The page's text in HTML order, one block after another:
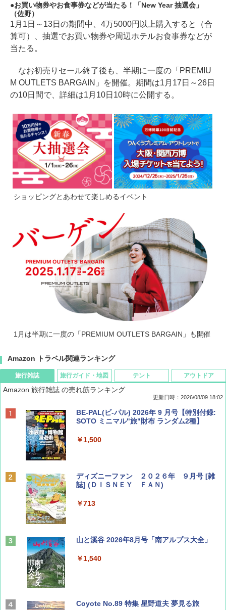
お買い物券やお食事券などが当たる！「New Year 抽選会」
（佐野）
1月1日～13日の期間中、4万5000円以上購入すると（合
算可）、抽選でお買い物券や周辺ホテルお食事券などが
当たる。
なお初売りセール終了後も、半期に一度の「PREMIU
M OUTLETS BARGAIN」を開催。期間は1月17日～26日
の10日間で、詳細は1月10日10時に公開する。
ショッピングとあわせて楽しめるイベント
1月は半期に一度の「PREMIUM OUTLETS BARGAIN」も開催
Amazon トラベル関連ランキング
旅行雑誌
Amazon 旅行雑誌 の売れ筋ランキング
更新日時：2026/08/09 18:02
BE-PAL(ビ-パル) 2026年 9 月号【特別付録:
SOTO ミニマル"旅"財布 ランダム2種】
￥1,500
ディズニーファン ２０２６年 ９月号 [雑
誌] (ＤＩＳＮＥＹ ＦＡＮ)
￥713
山と溪谷 2026年8月号「南アルプス大全」
￥1,540
Coyote No.89 特集 星野道夫 夢見る旅
旅行ガイド・地図 テント アウトドア